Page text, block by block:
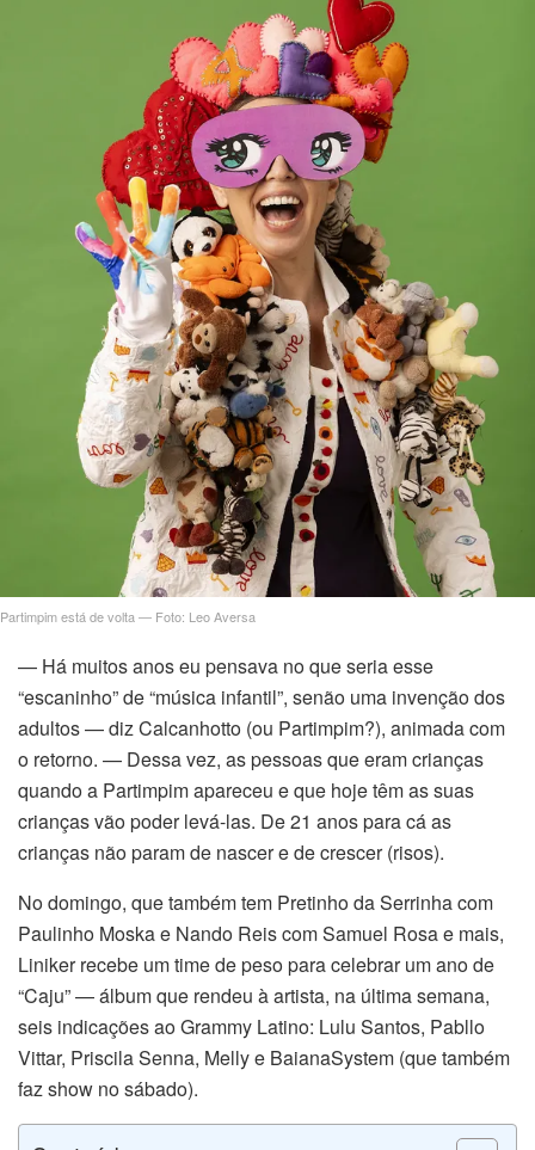
Partimpim está de volta — Foto: Leo Aversa
— Há muitos anos eu pensava no que seria esse
“escaninho” de “música infantil”, senão uma invenção dos
adultos — diz Calcanhotto (ou Partimpim?), animada com
o retorno. — Dessa vez, as pessoas que eram crianças
quando a Partimpim apareceu e que hoje têm as suas
crianças vão poder levá-las. De 21 anos para cá as
crianças não param de nascer e de crescer (risos).
No domingo, que também tem Pretinho da Serrinha com
Paulinho Moska e Nando Reis com Samuel Rosa e mais,
Liniker recebe um time de peso para celebrar um ano de
“Caju” — álbum que rendeu à artista, na última semana,
seis indicações ao Grammy Latino: Lulu Santos, Pabllo
Vittar, Priscila Senna, Melly e BaianaSystem (que também
faz show no sábado).